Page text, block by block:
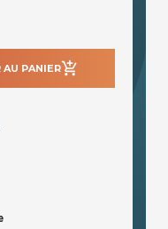
PANIERadd_shopping_cart